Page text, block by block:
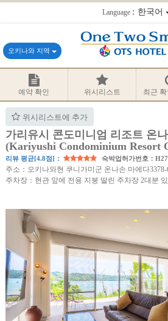
Language：한국어
오키나와 지역
예약 확인 위시리스트 최근
위시리스트에 추가
가리유시 콘도미니엄 리조트 온
(Kariyushi Condominium Resort
리뷰 평균[4.8점]： 숙박업허가번호：
주소：오키나와현 쿠니가미군 온나손 마에다3378-
주차장：현관 앞에 전용 지붕 딸린 주차장 2대분